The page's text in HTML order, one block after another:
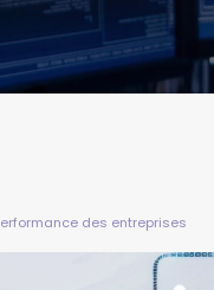
des entreprises